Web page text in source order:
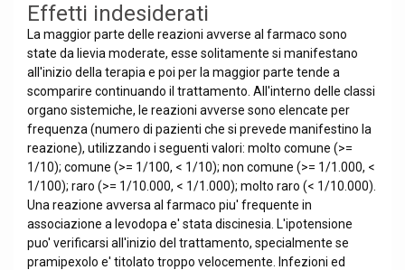
Effetti indesiderati
La maggior parte delle reazioni avverse al farmaco sono
state da lievia moderate, esse solitamente si manifestano
all'inizio della terapia e poi per la maggior parte tende a
scomparire continuando il trattamento. All'interno delle classi
organo sistemiche, le reazioni avverse sono elencate per
frequenza (numero di pazienti che si prevede manifestino la
reazione), utilizzando i seguenti valori: molto comune (>=
1/10); comune (>= 1/100, < 1/10); non comune (>= 1/1.000, <
1/100); raro (>= 1/10.000, < 1/1.000); molto raro (< 1/10.000).
Una reazione avversa al farmaco piu' frequente in
associazione a levodopa e' stata discinesia. L'ipotensione
puo' verificarsi all'inizio del trattamento, specialmente se
pramipexolo e' titolato troppo velocemente. Infezioni ed